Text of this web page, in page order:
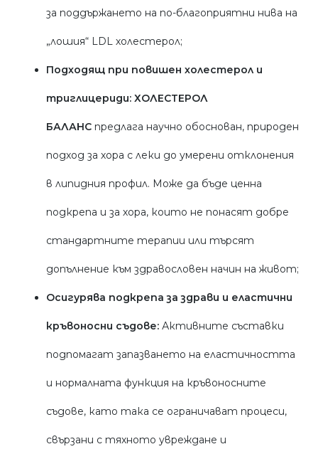
за поддържането на по-благоприятни нива на
„лошия“ LDL холестерол;
Подходящ при повишен холестерол и
триглицериди: ХОЛЕСТЕРОЛ
БАЛАНС предлага научно обоснован, природен
подход за хора с леки до умерени отклонения
в липидния профил. Може да бъде ценна
подкрепа и за хора, които не понасят добре
стандартните терапии или търсят
допълнение към здравословен начин на живот;
Осигурява подкрепа за здрави и еластични
кръвоносни съдове: Активните съставки
подпомагат запазването на еластичността
и нормалната функция на кръвоносните
съдове, като така се ограничават процеси,
свързани с тяхното увреждане и